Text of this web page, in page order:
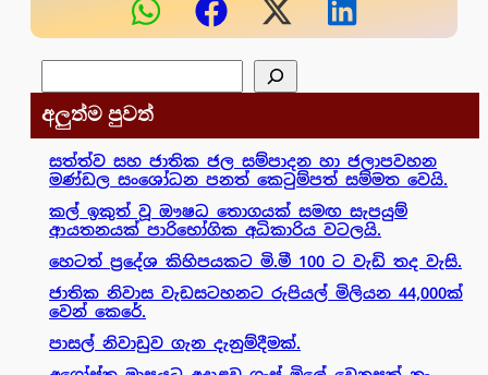
අලුත්ම පුවත්
සත්ත්ව සහ ජාතික ජල සම්පාදන හා ජලාපවහන
මණ්ඩල සංශෝධන පනත් කෙටුම්පත් සම්මත වෙයි.
කල් ඉකුත් වූ ඖෂධ තොගයක් සමඟ සැපයුම්
ආයතනයක් පාරිභෝගික අධිකාරිය වටලයි.
හෙටත් ප්‍රදේශ කිහිපයකට මි.මී 100 ට වැඩි තද වැසි.
ජාතික නිවාස වැඩසටහනට රුපියල් මිලියන 44,000ක්
වෙන් කෙරේ.
පාසල් නිවාඩුව ගැන දැනුම්දීමක්.